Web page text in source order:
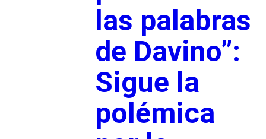
las palabras
de Davino”:
Sigue la
polémica